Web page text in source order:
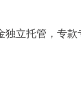
立托管，专